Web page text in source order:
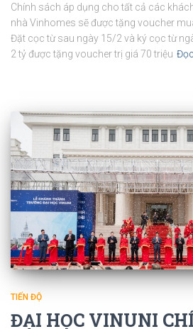
Chính sách áp dụng cho tất cả các
nhà Vinhomes sẽ được tặng voucher
Đặt cọc từ sau ngày 15/2 và ký cọc từ
2 tỷ được tặng voucher trị giá 70 triệu Đọc
TIẾN ĐỘ
ĐẠI HỌC VINUNI